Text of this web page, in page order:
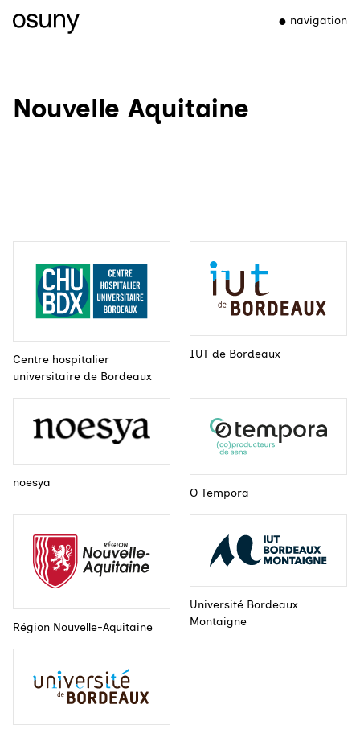
navigation
Nouvelle Aquitaine
Centre hospitalier
universitaire de Bordeaux
IUT de Bordeaux
noesya
O Tempora
Région Nouvelle-Aquitaine
Université Bordeaux
Montaigne